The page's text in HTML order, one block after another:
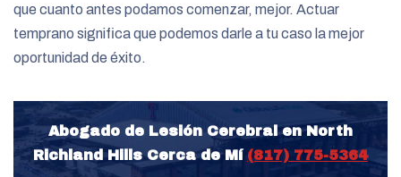
que cuanto antes podamos comenzar, mejor. Actuar
temprano significa que podemos darle a tu caso la mejor
oportunidad de éxito.
Abogado de Lesión Cerebral en North
Richland Hills Cerca de Mí (817) 775-5364